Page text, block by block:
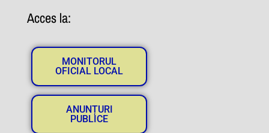
Acces la:
MONITORUL
OFICIAL LOCAL
ANUNȚURI
PUBLICE